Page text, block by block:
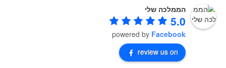
הממלכה שלי
5.0
powered byFacebook
review us on